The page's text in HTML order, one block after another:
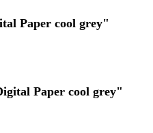
Paper cool grey"
Paper cool grey"